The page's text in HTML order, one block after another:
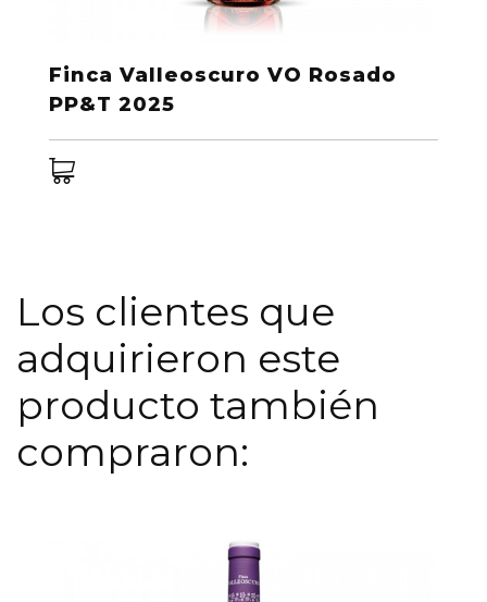
Finca Valleoscuro VO Rosado
PP&T 2025
Los clientes que
adquirieron este
producto también
compraron: